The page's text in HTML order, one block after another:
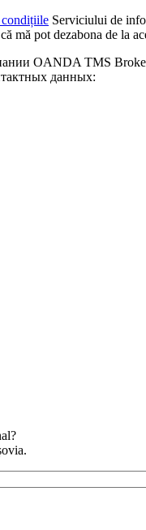
Serviciului de
mă pot dezabona de la
OANDA TMS
данных: